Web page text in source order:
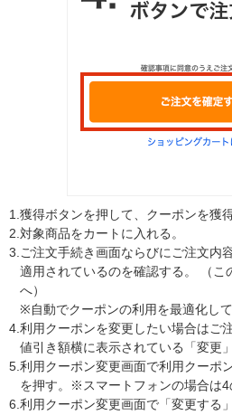
1. 獲得ボタンを押して、クーポンを獲得
2. 対象商品をカートに入れる。
3. ご注文手続き画面ならびにご注文内
適用されているのを確認する。 （こ
へ）
※自動でクーポンの利用を最適化して
4. 利用クーポンを変更したい場合はご
値引き額横に表示されている「変更
5. 利用クーポン変更画面で利用クーポ
を押す。※スマートフォンの場合は4
6. 利用クーポン変更画面で「変更する